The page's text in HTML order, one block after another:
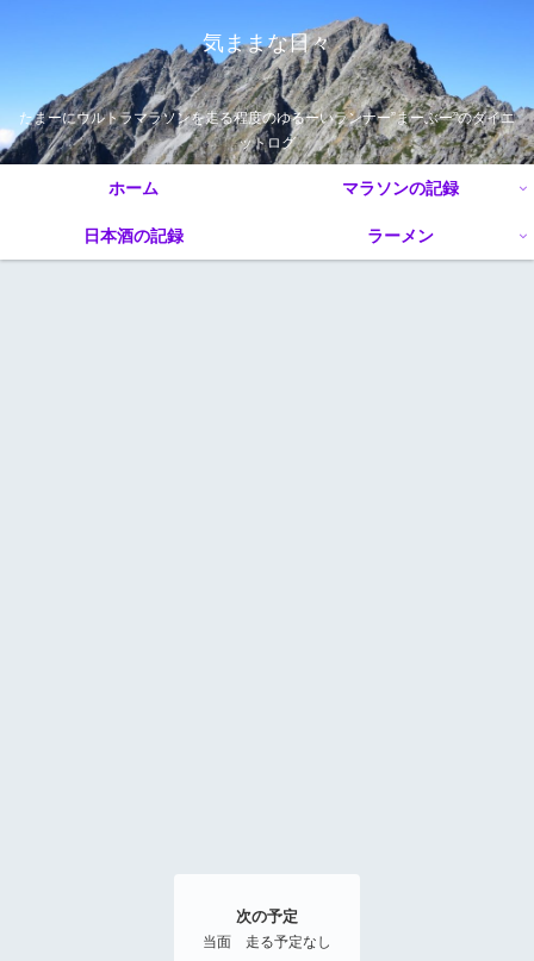
気ままな日々
たまーにウルトラマラソンを走る程度のゆるーいランナー”まーぶー”のダイエ
ットログ
ホーム マラソンの記録
日本酒の記録 ラーメン
次の予定
当面 走る予定なし